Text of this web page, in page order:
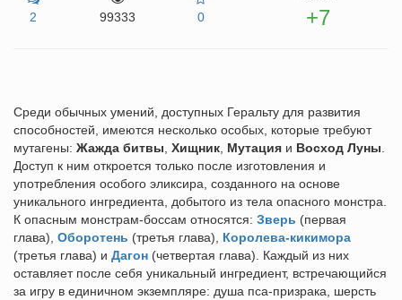
2 99333 0 +7
Среди обычных умений, доступных Геральту для развития
способностей, имеются несколько особых, которые требуют
мутагены: Жажда битвы Хищник Мутация и Восход Луны
Доступ к ним откроется только после изготовления и
употребления особого эликсира, созданного на основе
уникального ингредиента, добытого из тела опасного монстра.
К опасным монстрам-боссам относятся: Зверь (первая
глава), Оборотень (третья глава), Королева-кикимора
(третья глава) и Дагон (четвертая глава). Каждый из них
оставляет после себя уникальный ингредиент, встречающийся
за игру в единичном экземпляре: душа пса-призрака, шерсть